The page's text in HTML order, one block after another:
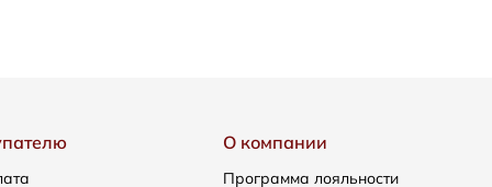
О компании
Программа лояльности